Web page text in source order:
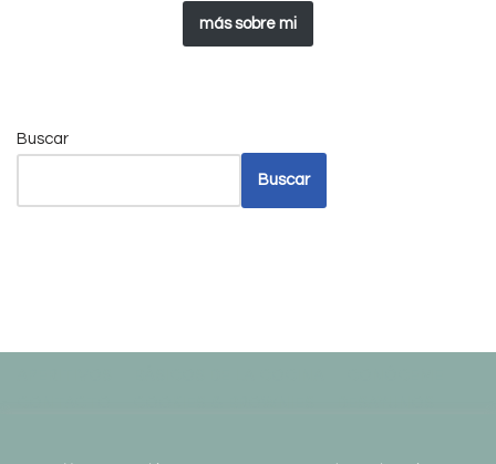
más sobre mi
Buscar
Buscar
MENOS DE 30 MINUTOS
NEW HOME